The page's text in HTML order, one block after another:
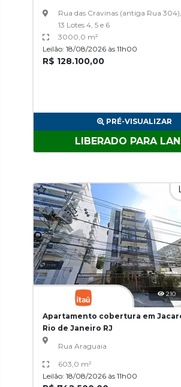
Rua das Cravinas (antiga Rua
13 Lotes 4, 5 e 6
3000,0 m²
Leilão: 18/08/2026 às 11h00
R$ 128.100,00
PRÉ-VISUALIZAR
LIBERADO PARA
210
Apartamento cobertura em
Rio de Janeiro RJ
Rua Araguaia
603,0 m²
Leilão: 18/08/2026 às 11h00